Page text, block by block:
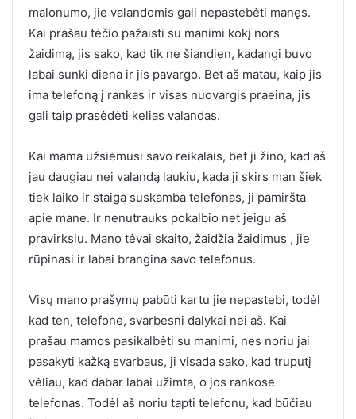
malonumo, jie valandomis gali nepastebėti manęs.
Kai prašau tėčio pažaisti su manimi kokį nors
žaidimą, jis sako, kad tik ne šiandien, kadangi buvo
labai sunki diena ir jis pavargo. Bet aš matau, kaip jis
ima telefoną į rankas ir visas nuovargis praeina, jis
gali taip prasėdėti kelias valandas.
Kai mama užsiėmusi savo reikalais, bet ji žino, kad aš
jau daugiau nei valandą laukiu, kada ji skirs man šiek
tiek laiko ir staiga suskamba telefonas, ji pamiršta
apie mane. Ir nenutrauks pokalbio net jeigu aš
pravirksiu. Mano tėvai skaito, žaidžia žaidimus , jie
rūpinasi ir labai brangina savo telefonus.
Visų mano prašymų pabūti kartu jie nepastebi, todėl
kad ten, telefone, svarbesni dalykai nei aš. Kai
prašau mamos pasikalbėti su manimi, nes noriu jai
pasakyti kažką svarbaus, ji visada sako, kad truputį
vėliau, kad dabar labai užimta, o jos rankose
telefonas. Todėl aš noriu tapti telefonu, kad būčiau